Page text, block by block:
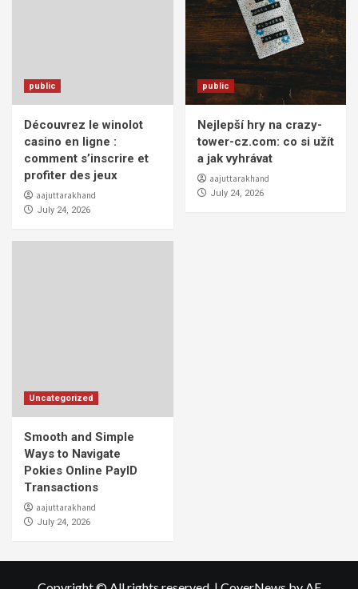
public
Découvrez le winolot
casino en ligne :
comment s’inscrire et
profiter des jeux
aajuttarakhand
July 24, 2026
public
Nejlepší hry na crazy-
tower-cz.com: co si užít
a jak vyhrávat
aajuttarakhand
July 24, 2026
Uncategorized
Smooth and Simple
Ways to Navigate
Pokies Online PayID
Transactions
aajuttarakhand
July 24, 2026